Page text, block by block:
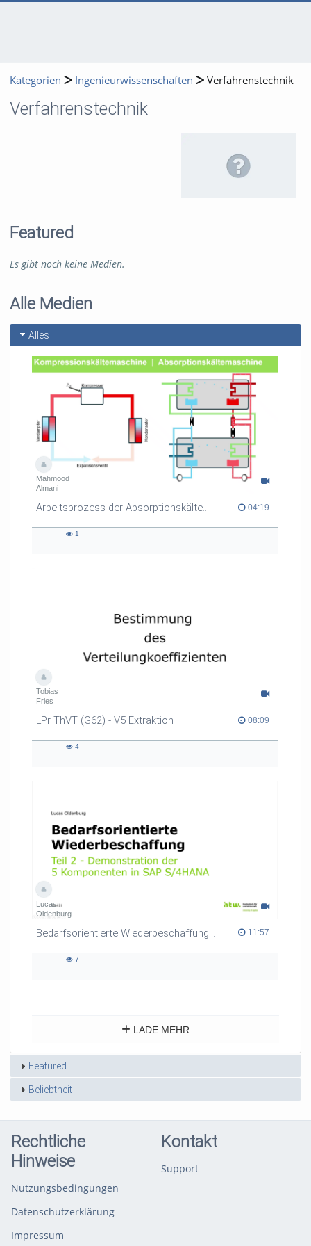
Kategorien Ingenieurwissenschaften Verfahrenstechnik
Verfahrenstechnik
Featured
Es gibt noch keine Medien.
Alle Medien
Alles
Mahmood
Almani
Arbeitsprozess der Absorptionskältemaschine 04:19
04:19 duration
1
Tobias
Fries
LPr ThVT (G62) - V5 Extraktion 08:09
08:09 duration
4
Lucas
Oldenburg
Bedarfsorientierte Wiederbeschaffung: Teil 2 - Demonstration der 5 Komponenten in SAP S/4HANA 11:57
11:57 duration
7
LADE MEHR
Featured
Beliebtheit
Rechtliche
Hinweise
Nutzungsbedingungen
Datenschutzerklärung
Impressum
Kontakt
Support